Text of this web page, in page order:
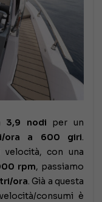
3,9 nodi per un
ora a 600 giri.
con una
rpm, passiamo
ora. Già a questa
consumi è